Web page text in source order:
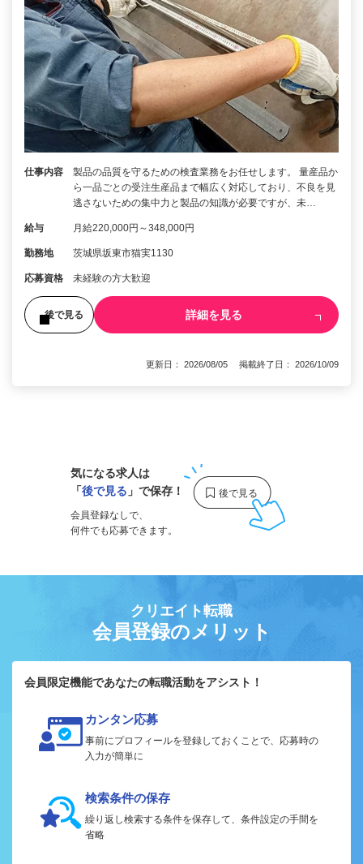
仕事内容
製品の品質を守るための検査業務をお任せします。 量産品か
ら一品ごとの受注生産品まで幅広く対応しており、不良を見
逃さないための集中力と製品の知識が必要ですが、未…
給与 月給220,000円～348,000円
勤務地 茨城県坂東市猫実1130
応募資格 未経験の方大歓迎
後で見る 詳細を見る
更新日： 2026/08/05 掲載終了日： 2026/10/09
気になる求人は
「後で見る 」で保存！
会員登録なしで、
何件でも応募できます。
クリエイト転職
会員登録のメリット
会員限定機能であなたの転職活動をアシスト！
カンタン応募
事前にプロフィールを登録しておくことで、応募時の
入力が簡単に
検索条件の保存
繰り返し検索する条件を保存して、条件設定の手間を
省略